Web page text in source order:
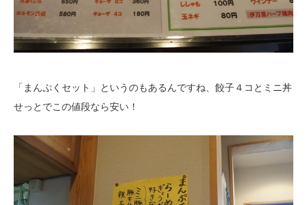
「まんぷくセット」というのもあるんですね、餃子４コとミニ丼
せっとでこの値段なら安い！